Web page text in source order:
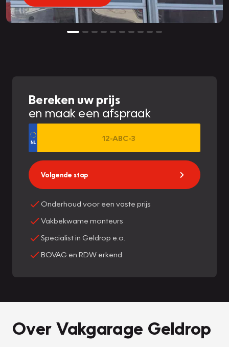
Bereken uw prijs
en maak een afspraak
Volgende stap
Onderhoud voor een vaste prijs
Vakbekwame monteurs
Specialist in Geldrop e.o.
BOVAG en RDW erkend
Over Vakgarage Geldrop